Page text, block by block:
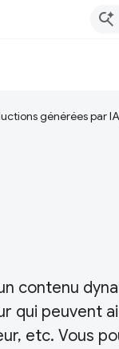
générées par
contenu
qui peuvent
etc. Vous